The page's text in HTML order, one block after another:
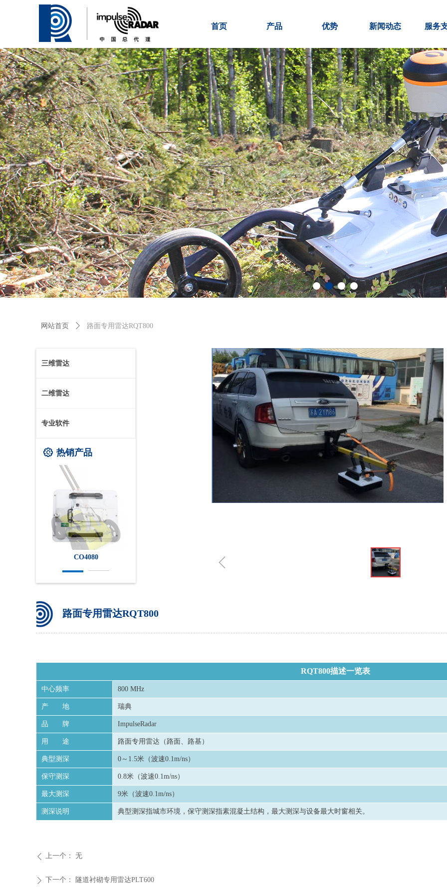
首页 产品 优势 新闻动态 服务
产品
网站首页 ꄲ 路面专用雷达RQT800
ꁆ
路面专用雷达RQT800
，内
넳
ꄴ 上一个： 无
ꄲ 下一个： 隧道衬砌专用雷达PLT600
RQT800描述一览表
中心频率 800 MHz
产 地 瑞典
品 牌 ImpulseRadar
用 途 路面专用雷达（路面、路基）
典型测深 0～1.5米（波速0.1m/ns）
保守测深 0.8米（波速0.1m/ns）
最大测深 9米（波速0.1m/ns）
测深说明 典型测深指城市环境，保守测深指素混凝土结构，最大测深与设备最大时窗相关。
三维雷达
二维雷达
专业软件
CO4080
ꂉ 热销产品